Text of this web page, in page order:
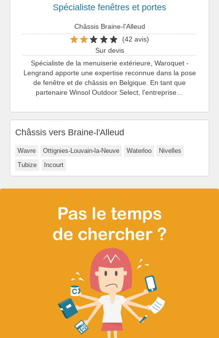
Spécialiste fenêtres et portes
Châssis Braine-l'Alleud
(42 avis)
Sur devis
Spécialiste de la menuiserie extérieure, Waroquet -
Lengrand apporte une expertise reconnue dans la pose
de fenêtre et de châssis en Belgique. En tant que
partenaire Winsol Outdoor Select, l'entreprise…
Châssis vers Braine-l'Alleud
Wavre Ottignies-Louvain-la-Neuve Waterloo
Nivelles
Tubize
Incourt